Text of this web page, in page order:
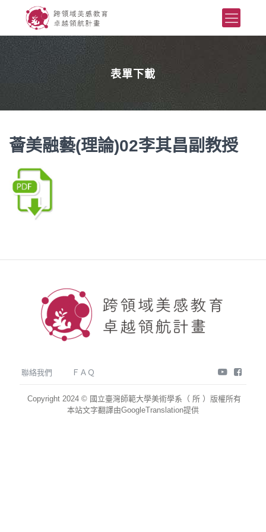
表單下載
薈美融藝(理論)02李其昌副教授
聯絡我們 ＦＡＱ youtube
Copyright 2024 © 國立臺灣師範大學美術學系（ 所 ）版權所有
本站文字翻譯由GoogleTranslation提供